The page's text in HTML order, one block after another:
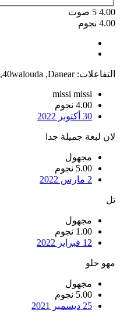
4.00
5 صوت
4.00 نجوم
التفاعلات: Danear
,
40walouda
,
missi missi
4.00 نجوم
30 أكتوبر 2022
لان لبعة جميلة جدا
مجهول
5.00 نجوم
2 مارس 2022
تل
مجهول
1.00 نجوم
12 فبراير 2022
مهو حلو
مجهول
5.00 نجوم
25 ديسمبر 2021